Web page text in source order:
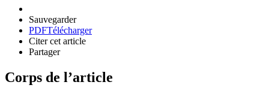
Sauvegarder
PDFTélécharger
Citer cet article
Partager
Corps de l’article